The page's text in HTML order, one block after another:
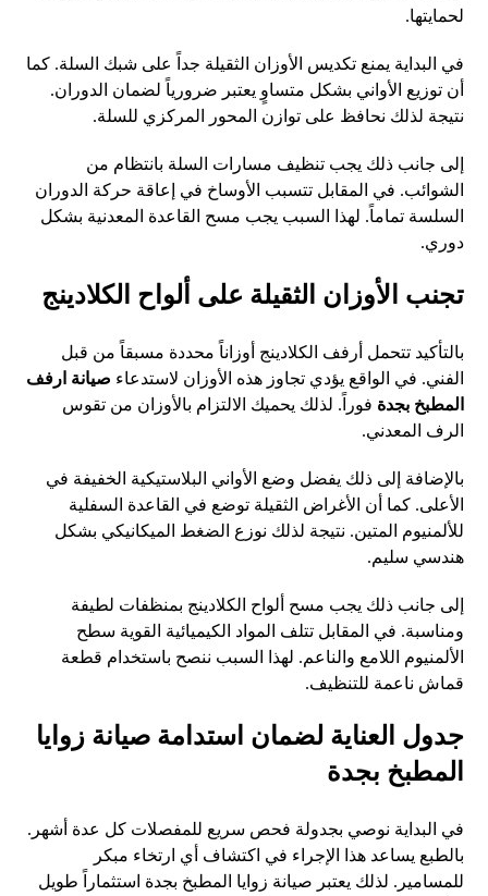
لحمايتها.
في البداية يمنع تكديس الأوزان الثقيلة جداً على شبك السلة. كما
أن توزيع الأواني بشكل متساوٍ يعتبر ضرورياً لضمان الدوران.
نتيجة لذلك نحافظ على توازن المحور المركزي للسلة.
إلى جانب ذلك يجب تنظيف مسارات السلة بانتظام من
الشوائب. في المقابل تتسبب الأوساخ في إعاقة حركة الدوران
السلسة تماماً. لهذا السبب يجب مسح القاعدة المعدنية بشكل
دوري.
تجنب الأوزان الثقيلة على ألواح الكلادينج
بالتأكيد تتحمل أرفف الكلادينج أوزاناً محددة مسبقاً من قبل
الفني. في الواقع يؤدي تجاوز هذه الأوزان لاستدعاء صيانة ارفف
المطبخ بجدة فوراً. لذلك يحميك الالتزام بالأوزان من تقوس
الرف المعدني.
بالإضافة إلى ذلك يفضل وضع الأواني البلاستيكية الخفيفة في
الأعلى. كما أن الأغراض الثقيلة توضع في القاعدة السفلية
للألمنيوم المتين. نتيجة لذلك نوزع الضغط الميكانيكي بشكل
هندسي سليم.
إلى جانب ذلك يجب مسح ألواح الكلادينج بمنظفات لطيفة
ومناسبة. في المقابل تتلف المواد الكيميائية القوية سطح
الألمنيوم اللامع والناعم. لهذا السبب ننصح باستخدام قطعة
قماش ناعمة للتنظيف.
جدول العناية لضمان استدامة صيانة زوايا
المطبخ بجدة
في البداية نوصي بجدولة فحص سريع للمفصلات كل عدة أشهر.
بالطبع يساعد هذا الإجراء في اكتشاف أي ارتخاء مبكر
للمسامير. لذلك يعتبر صيانة زوايا المطبخ بجدة استثماراً طويل